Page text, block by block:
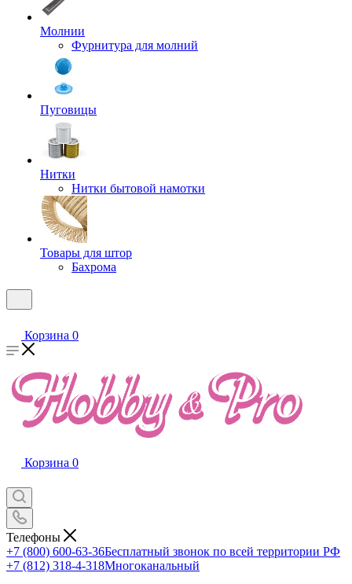
Молнии
Фурнитура для молний
Пуговицы
Нитки
Нитки бытовой намотки
Товары для штор
Бахрома
Корзина 0
Корзина 0
Телефоны
+7 (800) 600-63-36Бесплатный звонок по всей территории РФ
+7 (812) 318-4-318Многоканальный